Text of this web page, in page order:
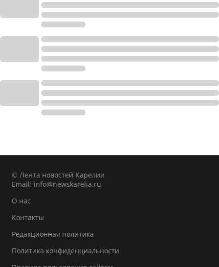
© Лента новостей Карелии
Email: info@newskarelia.ru
О нас
Контакты
Редакционная политика
Политика конфиденциальности